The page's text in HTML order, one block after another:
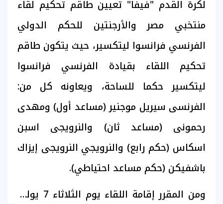
لكرة القدم "فيفا" تعيين طاقم تحكيم لقاء
منتخبي مصر والأرجنتين للحكم الدولي
الفرنسي فرانسوا ليتكسير، حيث يتكون طاقم
تحكيم اللقاء بقيادة الفرنسي فرانسوا
ليتكسير حكما للساحة، ويعاونه كل من:
الفرنسى سيريل موجنير (مساعد أول) ومهدى
رحمونى (مساعد ثان) والنرويجى اسبن
اسكاس (حكم رابع) والنرويجي النرويجى إيزاك
باشفيكن (حكم مساعد احتياطي).
ومن المقرر إقامة اللقاء يوم الثلاثاء 7 يوليو